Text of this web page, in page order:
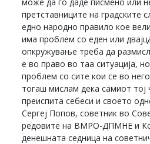
претставниците на градските
едно народно правило кое
има проблем со еден или
опкружување треба да
е во право во таа ситуација,
проблем со сите кои се во
тогаш мислам дека самиот тој
преиспита себеси и своето
Сергеј Попов, советник во
редовите на ВМРО-ДПМНЕ и
денешната седница на